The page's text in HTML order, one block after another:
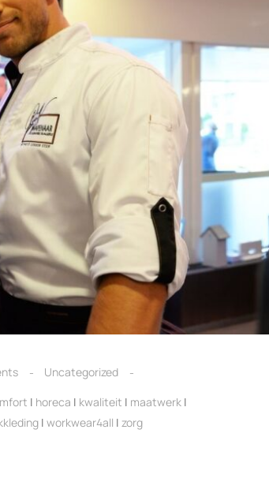
Uncategorized
| horeca | kwaliteit | maatwerk |
| workwear4all | zorg